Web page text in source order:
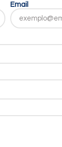
Email